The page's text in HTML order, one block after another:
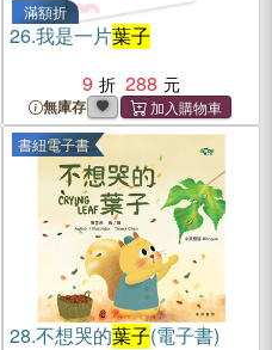
滿額折
26.我是一片葉子
9
288
無庫存
書紐電子書
28.不想哭的葉子(電子書)